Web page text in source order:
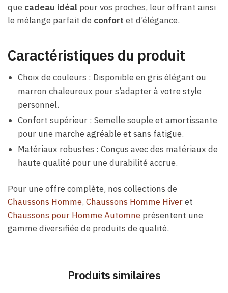
que cadeau idéal pour vos proches, leur offrant ainsi
le mélange parfait de confort et d’élégance.
Caractéristiques du produit
Choix de couleurs : Disponible en gris élégant ou
marron chaleureux pour s’adapter à votre style
personnel.
Confort supérieur : Semelle souple et amortissante
pour une marche agréable et sans fatigue.
Matériaux robustes : Conçus avec des matériaux de
haute qualité pour une durabilité accrue.
Pour une offre complète, nos collections de
Chaussons Homme, Chaussons Homme Hiveret
Chaussons pour Homme Automne présentent une
gamme diversifiée de produits de qualité.
Produits similaires